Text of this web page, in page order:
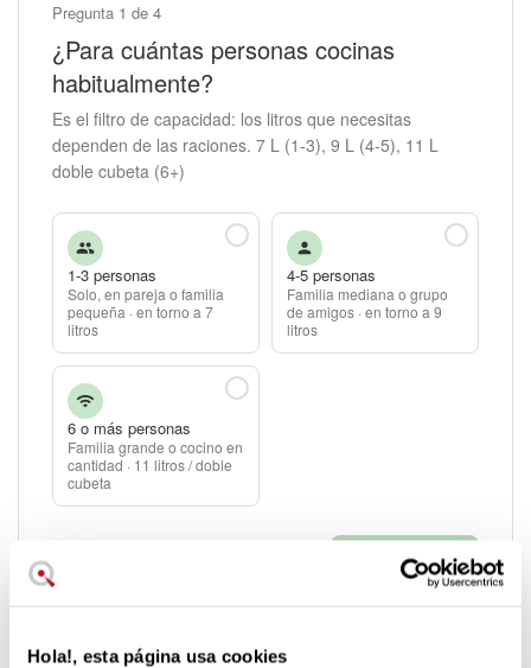
Hola!, esta página usa cookies
Pregunta 1 de 4
¿Para cuántas personas cocinas
habitualmente?
Es el filtro de capacidad: los litros que necesitas
dependen de las raciones. 7 L (1-3), 9 L (4-5), 11 L
doble cubeta (6+)
1-3 personas
Solo, en pareja o familia
pequeña · en torno a 7
litros
4-5 personas
Familia mediana o grupo
de amigos · en torno a 9
litros
6 o más personas
Familia grande o cocino en
cantidad · 11 litros / doble
cubeta
Siguiente →